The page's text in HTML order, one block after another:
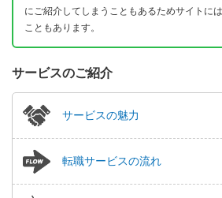
にご紹介してしまうこともあるためサイトに
こともあります。
サービスのご紹介
サービスの魅力
転職サービスの流れ